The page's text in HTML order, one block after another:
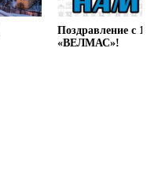
Поздравление с
«ВЕЛМАС»!